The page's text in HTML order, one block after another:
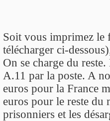
Soit vous imprimez le
télécharger ci-
On se charge du
A.11 par la poste. A
euros pour la France
euros pour le reste du
prisonniers et les